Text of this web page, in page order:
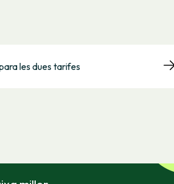
les dues tarifes